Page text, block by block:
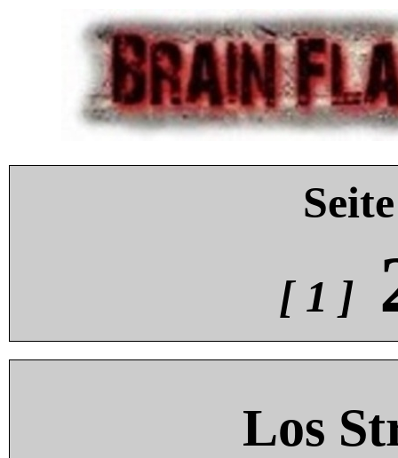
[ 1 ]
Los